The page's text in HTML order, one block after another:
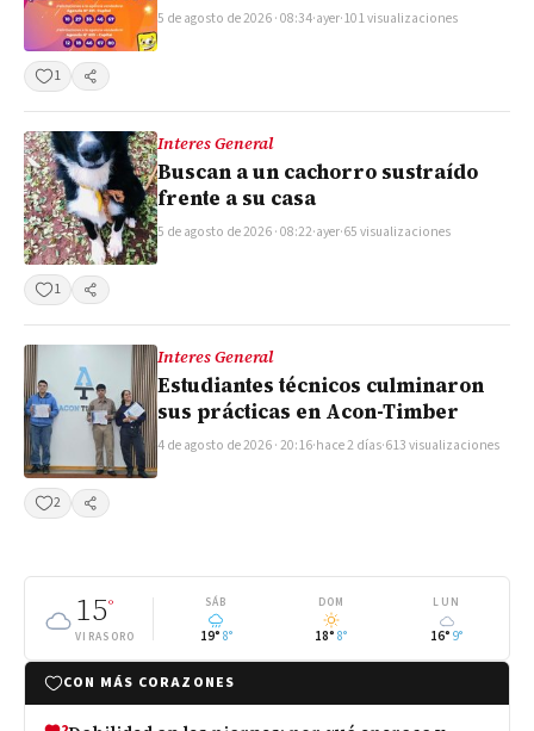
5 de agosto de 2026 · 08:34·ayer·101 visualizaciones
1 Compartir
Interes General
Buscan a un cachorro sustraído
frente a su casa
5 de agosto de 2026 · 08:22·ayer·65 visualizaciones
1 Compartir
Interes General
Estudiantes técnicos culminaron
sus prácticas en Acon-Timber
4 de agosto de 2026 · 20:16·hace 2 días·613 visualizaciones
2 Compartir
15°
VIRASORO
SÁB
19° 8°
DOM
18° 8°
LUN
16° 9°
CON MÁS CORAZONES